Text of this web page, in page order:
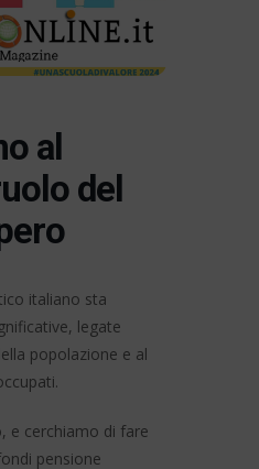
al
del
italiano sta
legate
popolazione e al
e cerchiamo di fare
pensione